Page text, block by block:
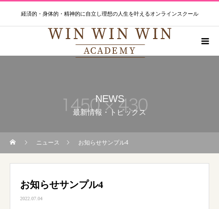
経済的・身体的・精神的に自立し理想の人生を叶えるオンラインスクール
NEWS
最新情報・トピックス
ニュース お知らせサンプル4
お知らせサンプル4
2022.07.04